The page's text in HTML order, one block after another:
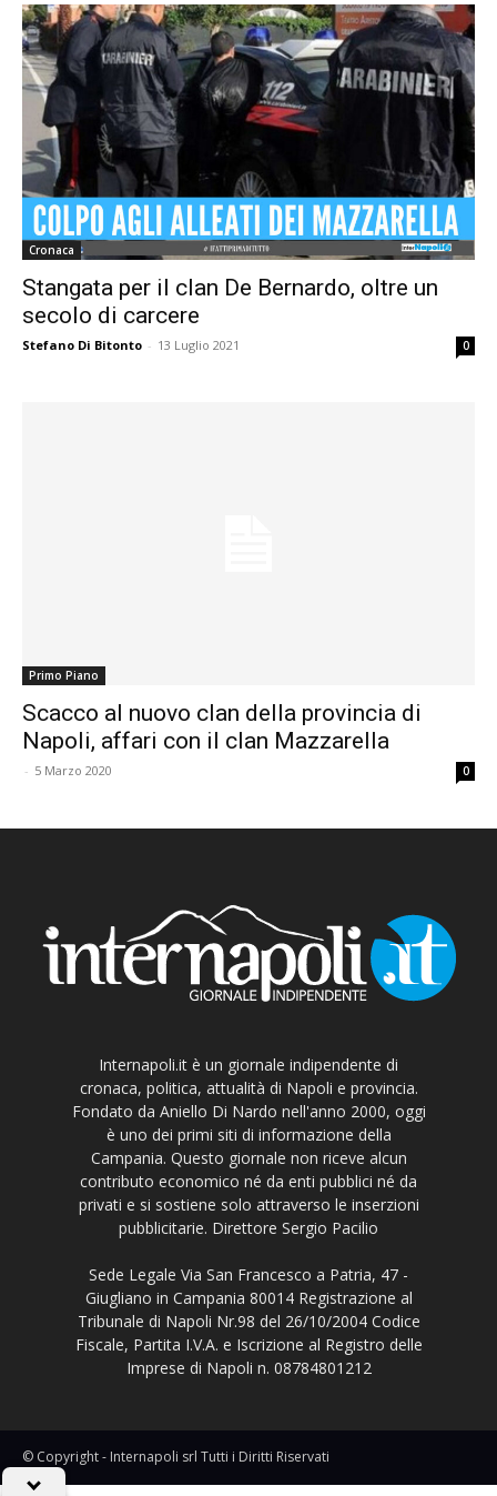
Cronaca
Stangata per il clan De Bernardo, oltre un
secolo di carcere
Stefano Di Bitonto - 13 Luglio 2021 0
Primo Piano
Scacco al nuovo clan della provincia di
Napoli, affari con il clan Mazzarella
- 5 Marzo 2020 0
Internapoli.it è un giornale indipendente di
cronaca, politica, attualità di Napoli e provincia.
Fondato da Aniello Di Nardo nell'anno 2000, oggi
è uno dei primi siti di informazione della
Campania. Questo giornale non riceve alcun
contributo economico né da enti pubblici né da
privati e si sostiene solo attraverso le inserzioni
pubblicitarie. Direttore Sergio Pacilio
Sede Legale Via San Francesco a Patria, 47 -
Giugliano in Campania 80014 Registrazione al
Tribunale di Napoli Nr.98 del 26/10/2004 Codice
Fiscale, Partita I.V.A. e Iscrizione al Registro delle
Imprese di Napoli n. 08784801212
© Copyright - Internapoli srl Tutti i Diritti Riservati